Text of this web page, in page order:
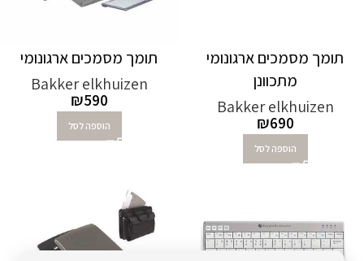
תומך מסמכים ארגונומי
מתכוונן
Bakker elkhuizen
₪690
הוספה לסל
תומך מסמכים ארגונומי
Bakker elkhuizen
₪590
הוספה לסל